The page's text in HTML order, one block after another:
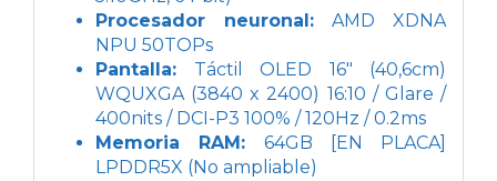
Procesador neuronal: AMD XDNA
NPU 50TOPs
Pantalla: Táctil OLED 16" (40,6cm)
WQUXGA (3840 x 2400) 16:10 / Glare /
400nits / DCI-P3 100% / 120Hz / 0.2ms
Memoria RAM: 64GB [EN PLACA]
LPDDR5X (No ampliable)